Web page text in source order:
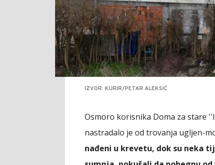
IZVOR: KURIR/PETAR ALEKSIĆ
Osmoro korisnika Doma za stare
nastradalo je od trovanja ugljen-
nađeni u krevetu, dok su neka